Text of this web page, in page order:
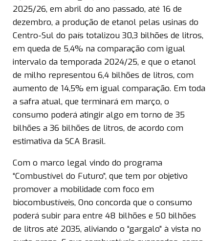
2025/26, em abril do ano passado, até 16 de
dezembro, a produção de etanol pelas usinas do
Centro-Sul do país totalizou 30,3 bilhões de litros,
em queda de 5,4% na comparação com igual
intervalo da temporada 2024/25, e que o etanol
de milho representou 6,4 bilhões de litros, com
aumento de 14,5% em igual comparação. Em toda
a safra atual, que terminará em março, o
consumo poderá atingir algo em torno de 35
bilhões a 36 bilhões de litros, de acordo com
estimativa da SCA Brasil.
Com o marco legal vindo do programa
“Combustível do Futuro”, que tem por objetivo
promover a mobilidade com foco em
biocombustíveis, Ono concorda que o consumo
poderá subir para entre 48 bilhões e 50 bilhões
de litros até 2035, aliviando o “gargalo” à vista no